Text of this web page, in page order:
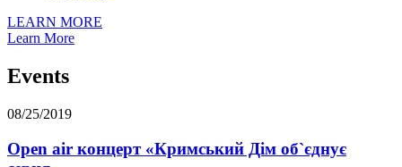
LEARN MORE
Learn More
Events
08/25/2019
Open air концерт «Кримський Дім об`єднує